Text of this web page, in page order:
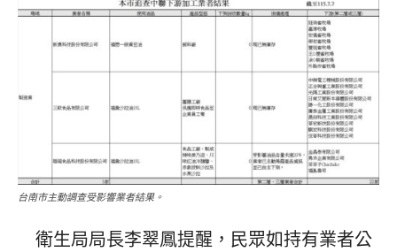
台南市主動調查受影響業者結果。
衛生局局長李翠鳳提醒，民眾如持有業者公